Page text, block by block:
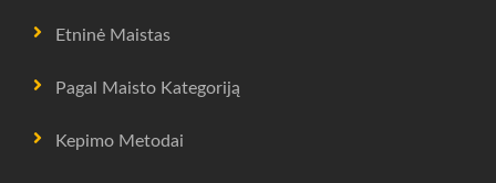
Etninė Maistas
Pagal Maisto Kategoriją
Kepimo Metodai